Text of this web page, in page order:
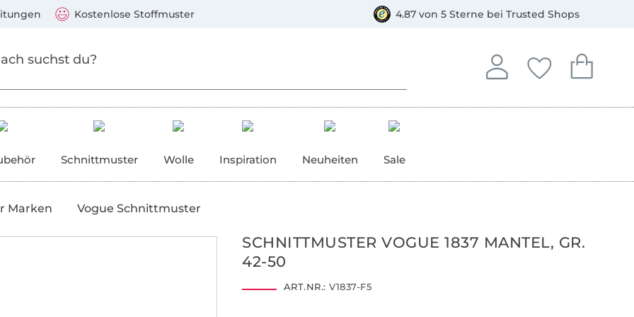
Kostenlose Stoffmuster 4.87 von 5 Sterne bei Trusted Shops
Anmelden
In deinem Konto
Deine
Du hast keine
Dein
Du hast
Schnittmuster Wolle Inspiration Neuheiten Sale
Marken Vogue Schnittmuster
SCHNITTMUSTER VOGUE 1837 MANTEL, GR.
42-50
ART.NR.: V1837-F5
Mastercard, PayPal, Giropay, Kauf auf Rechnung, Vorkasse